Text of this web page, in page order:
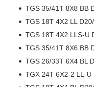
TGS 35/41T 8X8 BB
TGS 18T 4X2 LL
TGS 18T 4X2 LLS-
TGS 35/41T 8X6 BB
TGS 26/33T 6X4 BL
TGX 24T 6X2-2 LL-